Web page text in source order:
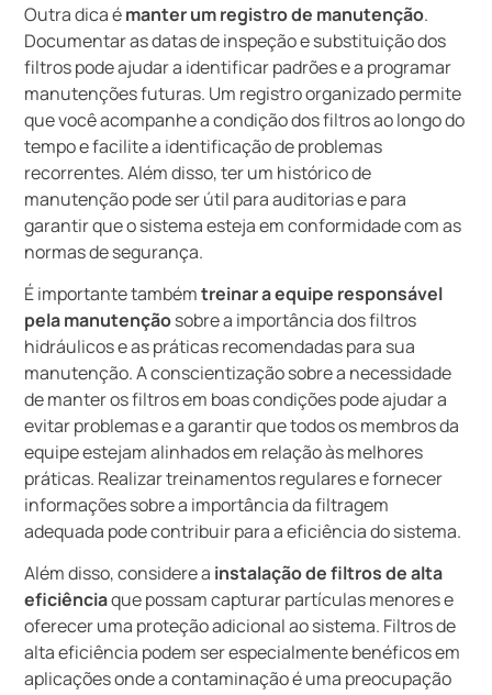
Outra dica émanter um registro de manutenção.
Documentar as datas de inspeção e substituição dos
filtros pode ajudar a identificar padrões e a programar
manutenções futuras. Um registro organizado permite
que você acompanhe a condição dos filtros ao longo do
tempo e facilite a identificação de problemas
recorrentes. Além disso, ter um histórico de
manutenção pode ser útil para auditorias e para
garantir que o sistema esteja em conformidade com as
normas de segurança.
É importante tambémtreinar a equipe responsável
pela manutençãosobre a importância dos filtros
hidráulicos e as práticas recomendadas para sua
manutenção. A conscientização sobre a necessidade
de manter os filtros em boas condições pode ajudar a
evitar problemas e a garantir que todos os membros da
equipe estejam alinhados em relação às melhores
práticas. Realizar treinamentos regulares e fornecer
informações sobre a importância da filtragem
adequada pode contribuir para a eficiência do sistema.
Além disso, considere a instalação de filtros de alta
eficiênciaque possam capturar partículas menores e
oferecer uma proteção adicional ao sistema. Filtros de
alta eficiência podem ser especialmente benéficos em
aplicações onde a contaminação é uma preocupação